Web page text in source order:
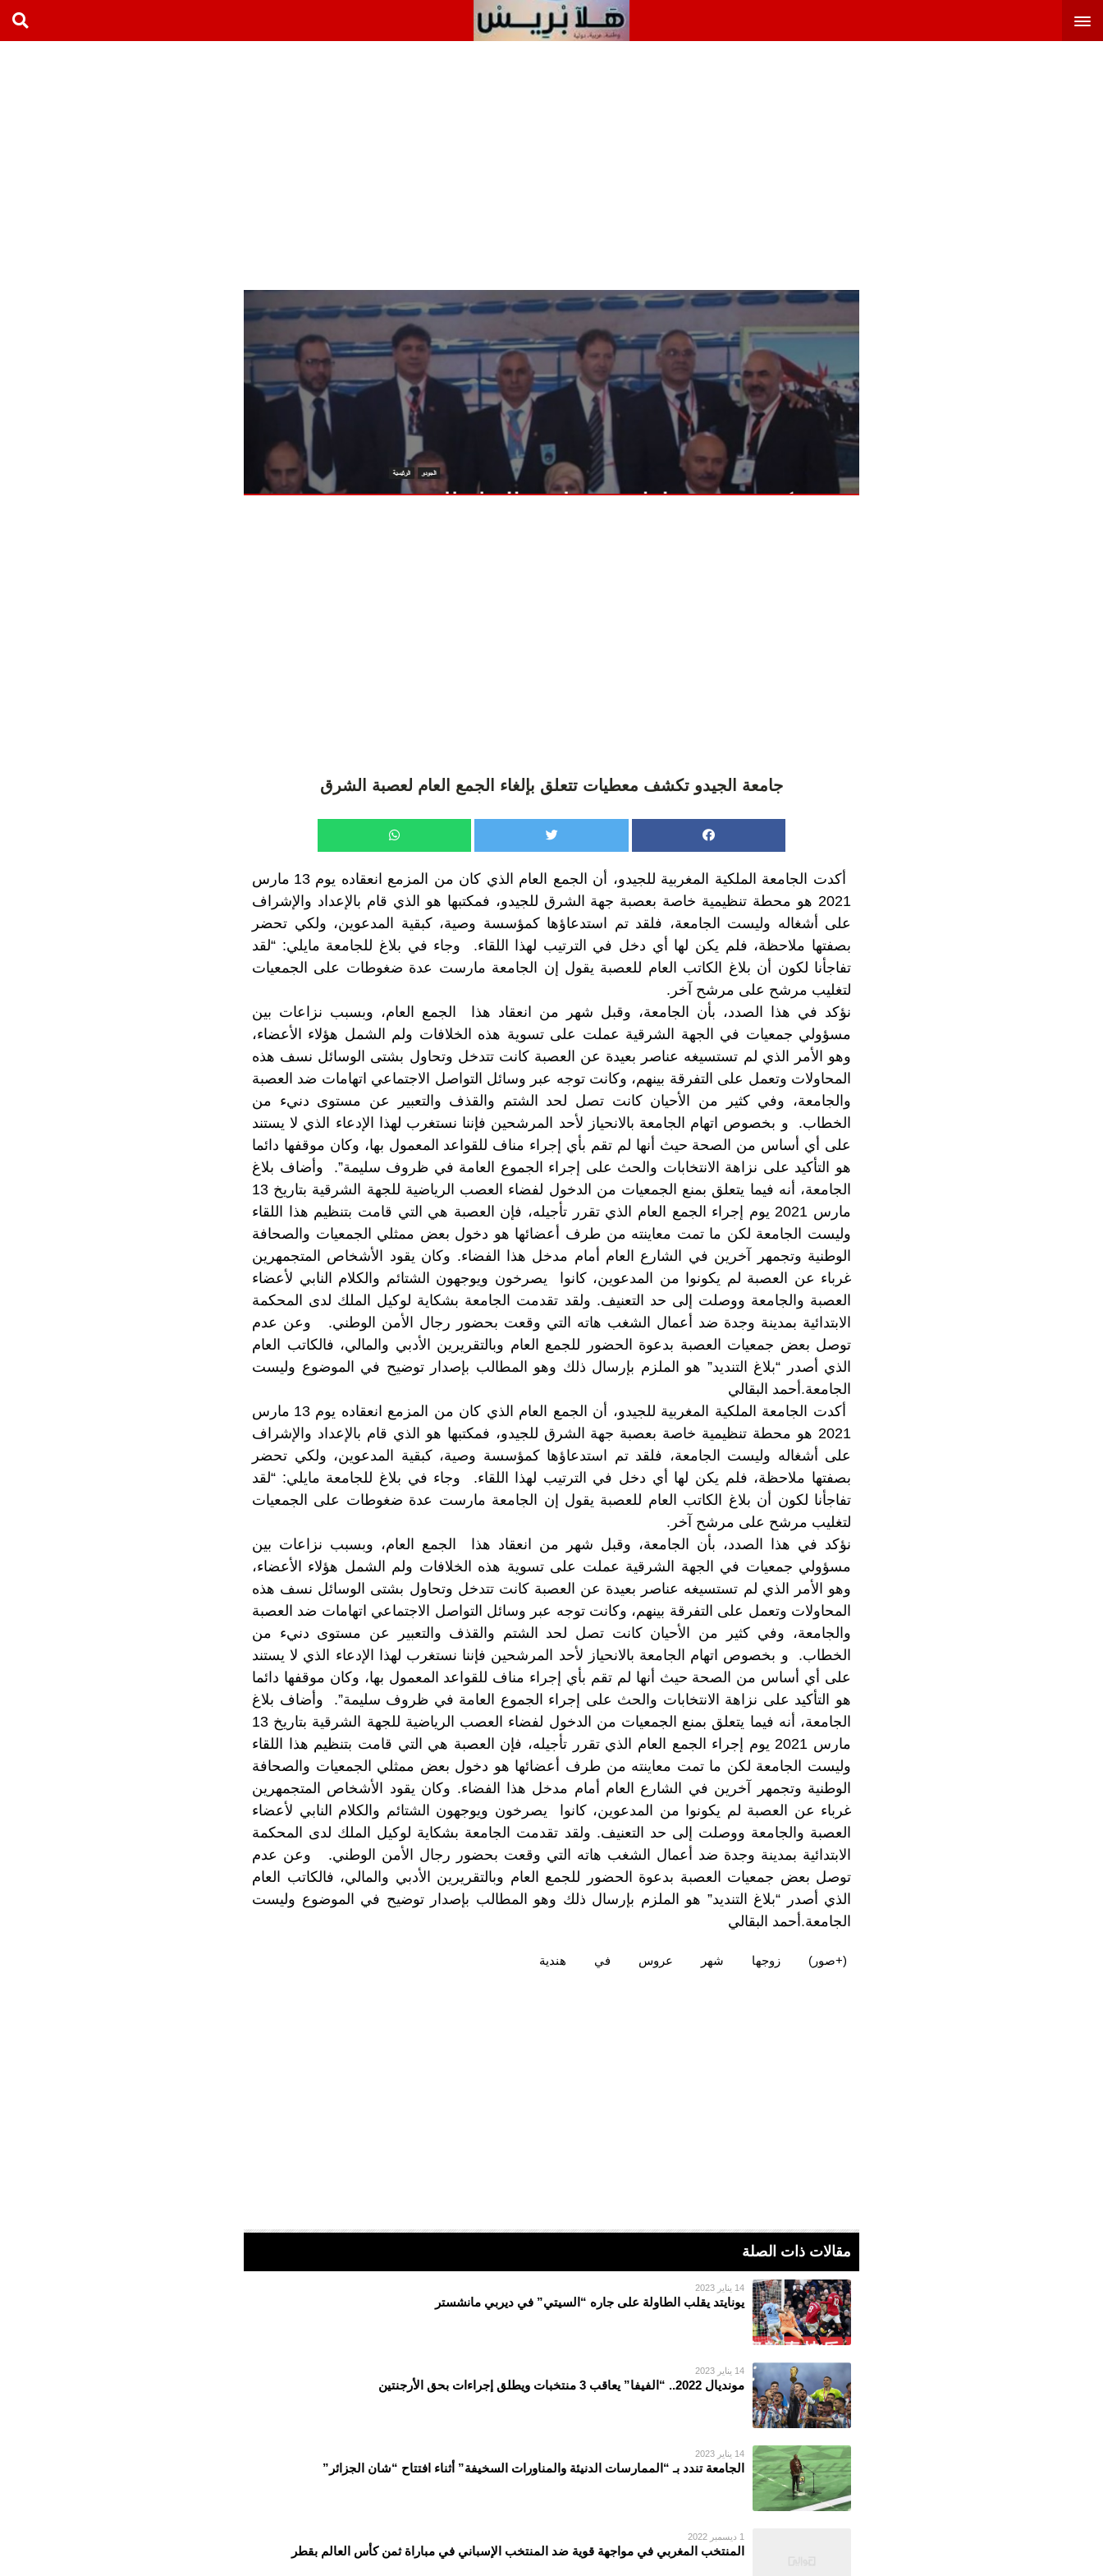
جامعة الجيدو تكشف معطيات تتعلق بإلغاء الجمع العام لعصبة الشرق
أكدت الجامعة الملكية المغربية للجيدو، أن الجمع العام الذي كان من المزمع انعقاده يوم 13 مارس
2021 هو محطة تنظيمية خاصة بعصبة جهة الشرق للجيدو، فمكتبها هو الذي قام بالإعداد والإشراف
على أشغاله وليست الجامعة، فلقد تم استدعاؤها كمؤسسة وصية، كبقية المدعوين، ولكي تحضر
بصفتها ملاحظة، فلم يكن لها أي دخل في الترتيب لهذا اللقاء. وجاء في بلاغ للجامعة مايلي: “لقد
تفاجأنا لكون أن بلاغ الكاتب العام للعصبة يقول إن الجامعة مارست عدة ضغوطات على الجمعيات
لتغليب مرشح على مرشح آخر.
نؤكد في هذا الصدد، بأن الجامعة، وقبل شهر من انعقاد هذا الجمع العام، وبسبب نزاعات بين
مسؤولي جمعيات في الجهة الشرقية عملت على تسوية هذه الخلافات ولم الشمل هؤلاء الأعضاء،
وهو الأمر الذي لم تستسيغه عناصر بعيدة عن العصبة كانت تتدخل وتحاول بشتى الوسائل نسف هذه
المحاولات وتعمل على التفرقة بينهم، وكانت توجه عبر وسائل التواصل الاجتماعي اتهامات ضد العصبة
والجامعة، وفي كثير من الأحيان كانت تصل لحد الشتم والقذف والتعبير عن مستوى دنيء من
الخطاب. و بخصوص اتهام الجامعة بالانحياز لأحد المرشحين فإننا نستغرب لهذا الإدعاء الذي لا يستند
على أي أساس من الصحة حيث أنها لم تقم بأي إجراء مناف للقواعد المعمول بها، وكان موقفها دائما
هو التأكيد على نزاهة الانتخابات والحث على إجراء الجموع العامة في ظروف سليمة”. وأضاف بلاغ
الجامعة، أنه فيما يتعلق بمنع الجمعيات من الدخول لفضاء العصب الرياضية للجهة الشرقية بتاريخ 13
مارس 2021 يوم إجراء الجمع العام الذي تقرر تأجيله، فإن العصبة هي التي قامت بتنظيم هذا اللقاء
وليست الجامعة لكن ما تمت معاينته من طرف أعضائها هو دخول بعض ممثلي الجمعيات والصحافة
الوطنية وتجمهر آخرين في الشارع العام أمام مدخل هذا الفضاء. وكان يقود الأشخاص المتجمهرين
غرباء عن العصبة لم يكونوا من المدعوين، كانوا يصرخون ويوجهون الشتائم والكلام النابي لأعضاء
العصبة والجامعة ووصلت إلى حد التعنيف. ولقد تقدمت الجامعة بشكاية لوكيل الملك لدى المحكمة
الابتدائية بمدينة وجدة ضد أعمال الشغب هاته التي وقعت بحضور رجال الأمن الوطني. وعن عدم
توصل بعض جمعيات العصبة بدعوة الحضور للجمع العام وبالتقريرين الأدبي والمالي، فالكاتب العام
الذي أصدر “بلاغ التنديد” هو الملزم بإرسال ذلك وهو المطالب بإصدار توضيح في الموضوع وليست
الجامعة.أحمد البقالي
أكدت الجامعة الملكية المغربية للجيدو، أن الجمع العام الذي كان من المزمع انعقاده يوم 13 مارس
2021 هو محطة تنظيمية خاصة بعصبة جهة الشرق للجيدو، فمكتبها هو الذي قام بالإعداد والإشراف
على أشغاله وليست الجامعة، فلقد تم استدعاؤها كمؤسسة وصية، كبقية المدعوين، ولكي تحضر
بصفتها ملاحظة، فلم يكن لها أي دخل في الترتيب لهذا اللقاء. وجاء في بلاغ للجامعة مايلي: “لقد
تفاجأنا لكون أن بلاغ الكاتب العام للعصبة يقول إن الجامعة مارست عدة ضغوطات على الجمعيات
لتغليب مرشح على مرشح آخر.
نؤكد في هذا الصدد، بأن الجامعة، وقبل شهر من انعقاد هذا الجمع العام، وبسبب نزاعات بين
مسؤولي جمعيات في الجهة الشرقية عملت على تسوية هذه الخلافات ولم الشمل هؤلاء الأعضاء،
وهو الأمر الذي لم تستسيغه عناصر بعيدة عن العصبة كانت تتدخل وتحاول بشتى الوسائل نسف هذه
المحاولات وتعمل على التفرقة بينهم، وكانت توجه عبر وسائل التواصل الاجتماعي اتهامات ضد العصبة
والجامعة، وفي كثير من الأحيان كانت تصل لحد الشتم والقذف والتعبير عن مستوى دنيء من
الخطاب. و بخصوص اتهام الجامعة بالانحياز لأحد المرشحين فإننا نستغرب لهذا الإدعاء الذي لا يستند
على أي أساس من الصحة حيث أنها لم تقم بأي إجراء مناف للقواعد المعمول بها، وكان موقفها دائما
هو التأكيد على نزاهة الانتخابات والحث على إجراء الجموع العامة في ظروف سليمة”. وأضاف بلاغ
الجامعة، أنه فيما يتعلق بمنع الجمعيات من الدخول لفضاء العصب الرياضية للجهة الشرقية بتاريخ 13
مارس 2021 يوم إجراء الجمع العام الذي تقرر تأجيله، فإن العصبة هي التي قامت بتنظيم هذا اللقاء
وليست الجامعة لكن ما تمت معاينته من طرف أعضائها هو دخول بعض ممثلي الجمعيات والصحافة
الوطنية وتجمهر آخرين في الشارع العام أمام مدخل هذا الفضاء. وكان يقود الأشخاص المتجمهرين
غرباء عن العصبة لم يكونوا من المدعوين، كانوا يصرخون ويوجهون الشتائم والكلام النابي لأعضاء
العصبة والجامعة ووصلت إلى حد التعنيف. ولقد تقدمت الجامعة بشكاية لوكيل الملك لدى المحكمة
الابتدائية بمدينة وجدة ضد أعمال الشغب هاته التي وقعت بحضور رجال الأمن الوطني. وعن عدم
توصل بعض جمعيات العصبة بدعوة الحضور للجمع العام وبالتقريرين الأدبي والمالي، فالكاتب العام
الذي أصدر “بلاغ التنديد” هو الملزم بإرسال ذلك وهو المطالب بإصدار توضيح في الموضوع وليست
الجامعة.أحمد البقالي
(+صور)‎ زوجها شهر عروس في هندية
مقالات ذات الصلة
14 يناير 2023
يونايتد يقلب الطاولة على جاره “السيتي” في ديربي مانشستر
14 يناير 2023
مونديال 2022.. “الفيفا” يعاقب 3 منتخبات ويطلق إجراءات بحق الأرجنتين
14 يناير 2023
الجامعة تندد بـ “الممارسات الدنيئة والمناورات السخيفة” أثناء افتتاح “شان الجزائر”
1 ديسمبر 2022
المنتخب المغربي في مواجهة قوية ضد المنتخب الإسباني في مباراة ثمن كأس العالم بقطر